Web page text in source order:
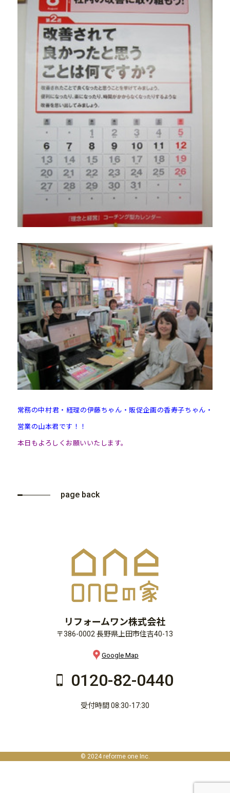
常務の中村君・経理の伊藤ちゃん・販促企画の香寿子ちゃん・
営業の山本君です！！
本日もよろしくお願いいたします。
page back
リフォームワン株式会社
〒386-0002 長野県上田市住吉40-13
Google Map
0120-82-0440
受付時間 08:30-17:30
© 2024 reforme one Inc.